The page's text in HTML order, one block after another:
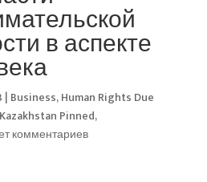
в аспекте
| Business,Human Rights Due
Kazakhstan Pinned,
комментариев